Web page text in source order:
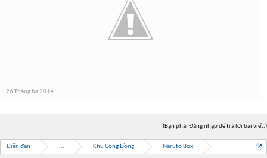
26 Tháng ba 2014
(Bạn phải Đăng nhập để trả lời bài viết.)
Diễn đàn ... Khu Cộng Đồng Naruto Box